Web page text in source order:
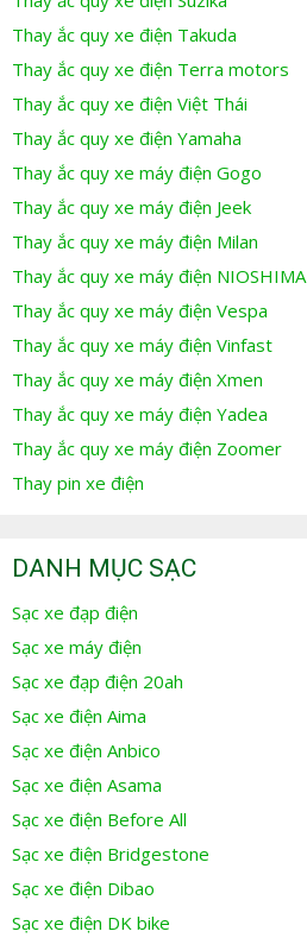
Thay ắc quy xe điện Takuda
Thay ắc quy xe điện Terra motors
Thay ắc quy xe điện Việt Thái
Thay ắc quy xe điện Yamaha
Thay ắc quy xe máy điện Gogo
Thay ắc quy xe máy điện Jeek
Thay ắc quy xe máy điện Milan
Thay ắc quy xe máy điện NIOSHIMA
Thay ắc quy xe máy điện Vespa
Thay ắc quy xe máy điện Vinfast
Thay ắc quy xe máy điện Xmen
Thay ắc quy xe máy điện Yadea
Thay ắc quy xe máy điện Zoomer
Thay pin xe điện
DANH MỤC SẠC
Sạc xe đạp điện
Sạc xe máy điện
Sạc xe đạp điện 20ah
Sạc xe điện Aima
Sạc xe điện Anbico
Sạc xe điện Asama
Sạc xe điện Before All
Sạc xe điện Bridgestone
Sạc xe điện Dibao
Sạc xe điện DK bike